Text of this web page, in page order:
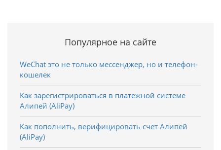
Популярное на сайте
WeChat это не только мессенджер, но и телефон-
кошелек
Как зарегистрироваться в платежной системе
Алипей (AliPay)
Как пополнить, верифицировать счет Алипей
(AliPay)